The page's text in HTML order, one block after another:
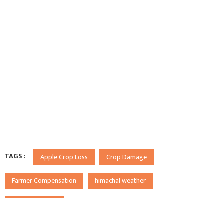
TAGS : Apple Crop Loss Crop Damage
Farmer Compensation himachal weather